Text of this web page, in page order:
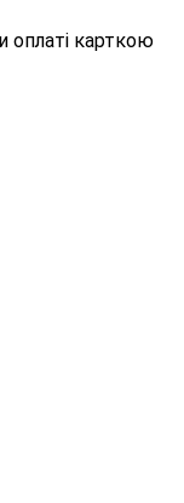
оплаті карткою